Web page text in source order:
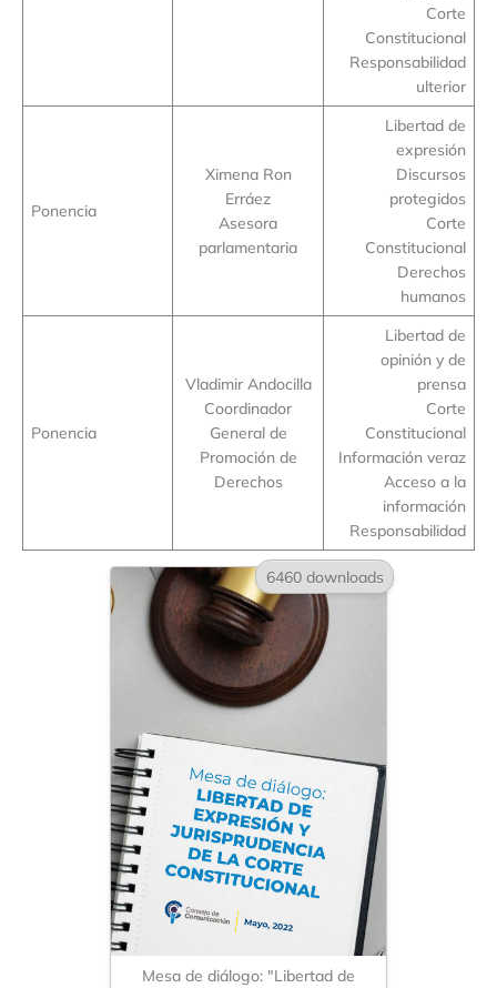
Corte
Constitucional
Responsabilidad
ulterior
Ponencia
Ximena Ron
Erráez
Asesora
parlamentaria
Libertad de
expresión
Discursos
protegidos
Corte
Constitucional
Derechos
humanos
Ponencia
Vladimir Andocilla
Coordinador
General de
Promoción de
Derechos
Libertad de
opinión y de
prensa
Corte
Constitucional
Información veraz
Acceso a la
información
Responsabilidad
6460 downloads
Mesa de diálogo: "Libertad de